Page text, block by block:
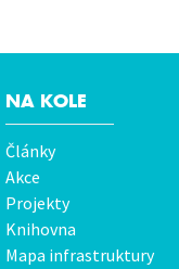
NA KOLE
Články
Akce
Projekty
Knihovna
Mapa infrastruktury